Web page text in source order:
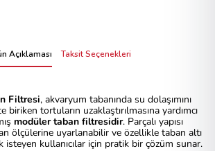
Açıklaması Taksit Seçenekleri
Filtresi, akvaryum tabanında su dolaşımını
tortuların uzaklaştırılmasına yardımcı
modüler taban filtresidir. Parçalı yapısı
ölçülerine uyarlanabilir ve özellikle taban altı
kullanıcılar için pratik bir çözüm sunar.